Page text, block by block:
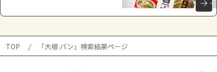
TOP 「大根 パン」検索結果ページ